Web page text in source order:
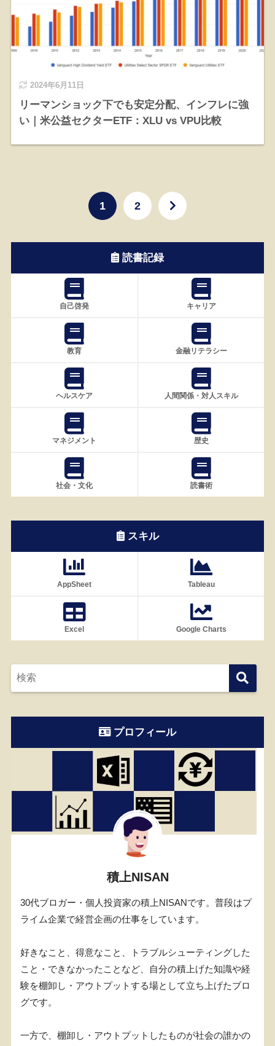
2024年6月11日
リーマンショック下でも安定分配、インフレに強
い｜米公益セクターETF：XLU vs VPU比較
1 2
読書記録
自己啓発 キャリア
教育 金融リテラシー
ヘルスケア 人間関係・対人スキル
マネジメント 歴史
社会・文化 読書術
スキル
AppSheet Tableau
Excel Google Charts
プロフィール
積上NISAN
30代ブロガー・個人投資家の積上NISANです。普段はプ
ライム企業で経営企画の仕事をしています。
好きなこと、得意なこと、トラブルシューティングした
こと・できなかったことなど、自分の積上げた知識や経
験を棚卸し・アウトプットする場として立ち上げたブロ
グです。
一方で、棚卸し・アウトプットしたものが社会の誰かの